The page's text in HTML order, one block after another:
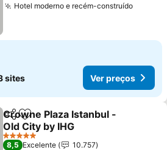
Hotel moderno e recém-construído
sites Ver preços
PartilharAdicionar aos favoritos
Crowne Plaza Istanbul -
Old City by IHG
5 Estrelas
8,5 Excelente
10.757